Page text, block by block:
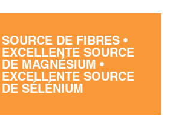
SOURCE DE FIBRES •
EXCELLENTE SOURCE
DE MAGNÉSIUM •
EXCELLENTE SOURCE
DE SÉLÉNIUM